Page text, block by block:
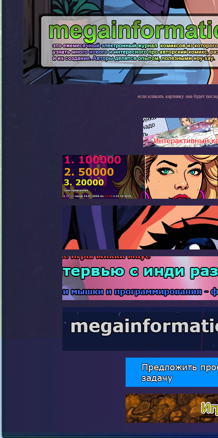
если кликать картинку она будет